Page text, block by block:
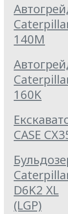
140M
160K
CASE
D6K2 XL
(LGP)